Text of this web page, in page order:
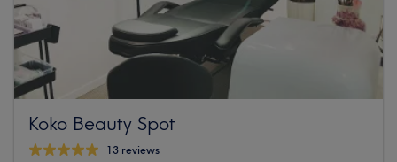
Koko Beauty Spot
13 reviews